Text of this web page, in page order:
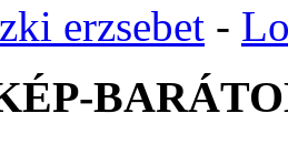
erzsebet -